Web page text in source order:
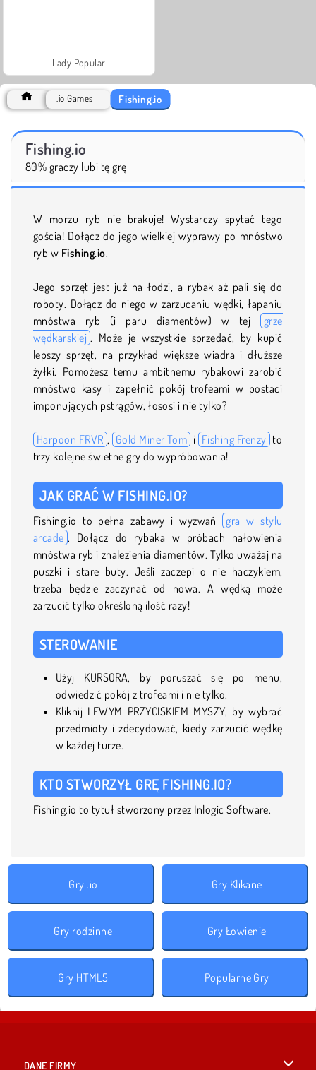
Lady Popular
.io Games Fishing.io
Fishing.io
80% graczy lubi tę grę
W morzu ryb nie brakuje! Wystarczy spytać tego
gościa! Dołącz do jego wielkiej wyprawy po mnóstwo
ryb w Fishing.io.
Jego sprzęt jest już na łodzi, a rybak aż pali się do
roboty. Dołącz do niego w zarzucaniu wędki, łapaniu
mnóstwa ryb (i paru diamentów) w tej
grze
wędkarskiej . Może je wszystkie sprzedać, by kupić
lepszy sprzęt, na przykład większe wiadra i dłuższe
żyłki. Pomożesz temu ambitnemu rybakowi zarobić
mnóstwo kasy i zapełnić pokój trofeami w postaci
imponujących pstrągów, łososi i nie tylko?
Harpoon FRVR , Gold Miner Tom i Fishing Frenzy to
trzy kolejne świetne gry do wypróbowania!
JAK GRAĆ W FISHING.IO?
Fishing.io to pełna zabawy i wyzwań gra w stylu
arcade . Dołącz do rybaka w próbach nałowienia
mnóstwa ryb i znalezienia diamentów. Tylko uważaj na
puszki i stare buty. Jeśli zaczepi o nie haczykiem,
trzeba będzie zaczynać od nowa. A wędką może
zarzucić tylko określoną ilość razy!
STEROWANIE
Użyj KURSORA, by poruszać się po menu,
odwiedzić pokój z trofeami i nie tylko.
Kliknij LEWYM PRZYCISKIEM MYSZY, by wybrać
przedmioty i zdecydować, kiedy zarzucić wędkę
w każdej turze.
KTO STWORZYŁ GRĘ FISHING.IO?
Fishing.io to tytuł stworzony przez Inlogic Software.
Gry .io Gry Klikane
Gry rodzinne Gry Łowienie
Gry HTML5 Popularne Gry
DANE FIRMY